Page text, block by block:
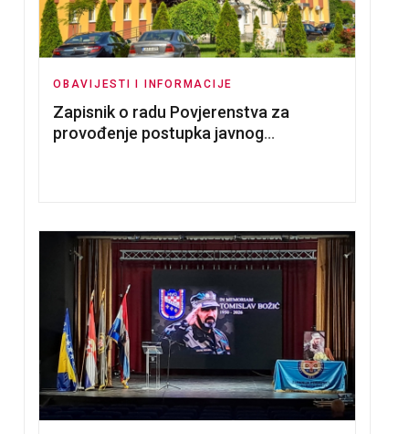
OBAVIJESTI I INFORMACIJE
Zapisnik o radu Povjerenstva za
provođenje postupka javnog